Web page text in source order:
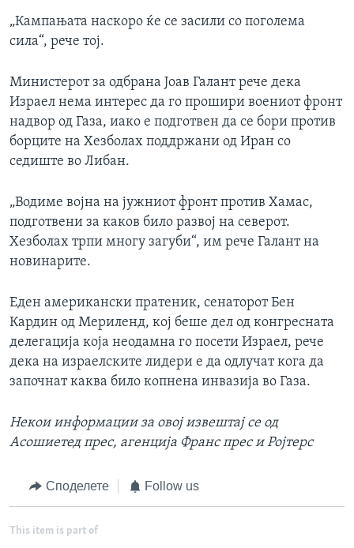
„Кампањата наскоро ќе се засили со поголема
сила“, рече тој.
Министерот за одбрана Јоав Галант рече дека
Израел нема интерес да го прошири воениот фронт
надвор од Газа, иако е подготвен да се бори против
борците на Хезболах поддржани од Иран со
седиште во Либан.
„Водиме војна на јужниот фронт против Хамас,
подготвени за каков било развој на северот.
Хезболах трпи многу загуби“, им рече Галант на
новинарите.
Еден американски пратеник, сенаторот Бен
Кардин од Мериленд, кој беше дел од конгресната
делегација која неодамна го посети Израел, рече
дека на израелските лидери е да одлучат кога да
започнат каква било копнена инвазија во Газа.
Некои информации за овој извештај сеод
Асошиетед прес, агенција Франс прес и Ројтерс
Споделете Follow us
This item is part of